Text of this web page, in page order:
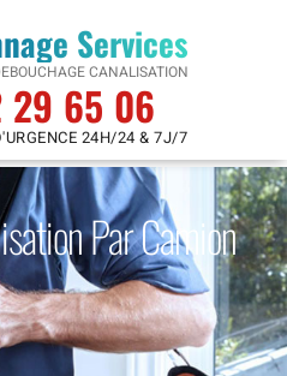
Services
CANALISATION
29 65 06
24H/24 & 7J/7
Par Camion